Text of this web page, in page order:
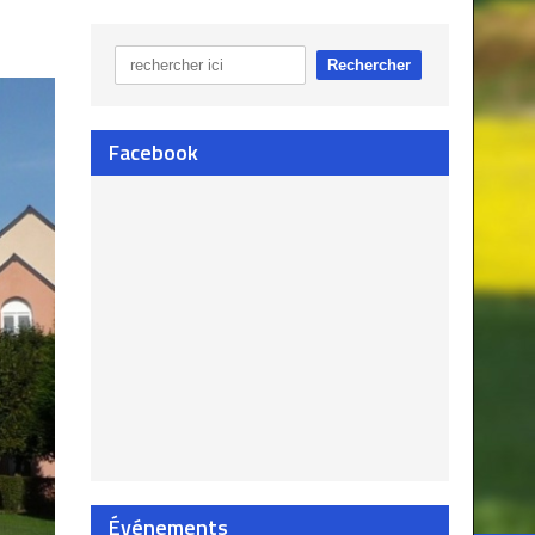
Facebook
Événements